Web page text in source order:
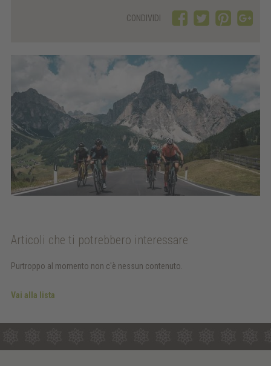
CONDIVIDI
Articoli che ti potrebbero interessare
Purtroppo al momento non c'è nessun contenuto.
Vai alla lista